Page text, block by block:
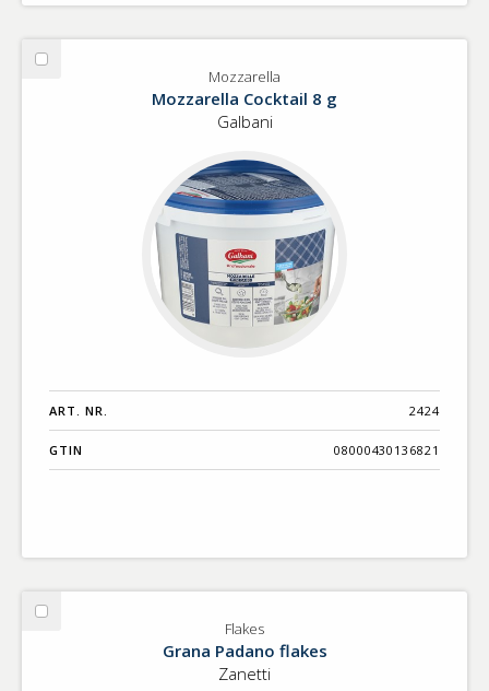
Välj
Mozzarella
Mozzarella Cocktail 8 g
Galbani
ART. NR. 2424
GTIN 08000430136821
Välj
Flakes
Grana Padano flakes
Zanetti